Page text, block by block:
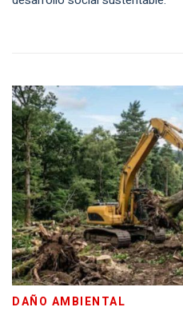
DAÑO AMBIENTAL